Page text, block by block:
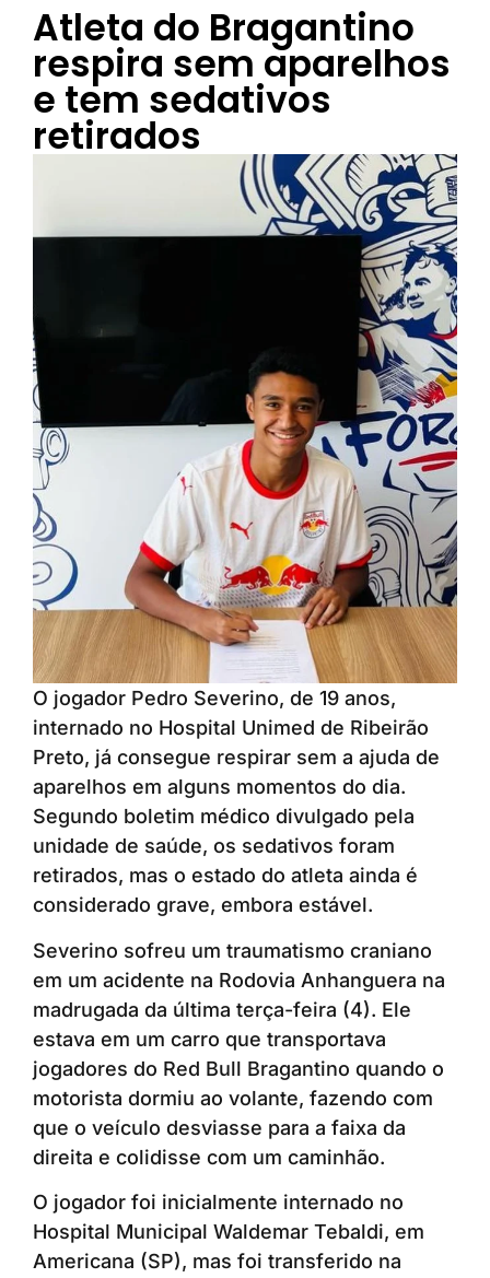
Atleta do Bragantino
respira sem aparelhos
e tem sedativos
retirados
O jogador Pedro Severino, de 19 anos,
internado no Hospital Unimed de Ribeirão
Preto, já consegue respirar sem a ajuda de
aparelhos em alguns momentos do dia.
Segundo boletim médico divulgado pela
unidade de saúde, os sedativos foram
retirados, mas o estado do atleta ainda é
considerado grave, embora estável.
Severino sofreu um traumatismo craniano
em um acidente na Rodovia Anhanguera na
madrugada da última terça-feira (4). Ele
estava em um carro que transportava
jogadores do Red Bull Bragantino quando o
motorista dormiu ao volante, fazendo com
que o veículo desviasse para a faixa da
direita e colidisse com um caminhão.
O jogador foi inicialmente internado no
Hospital Municipal Waldemar Tebaldi, em
Americana (SP), mas foi transferido na